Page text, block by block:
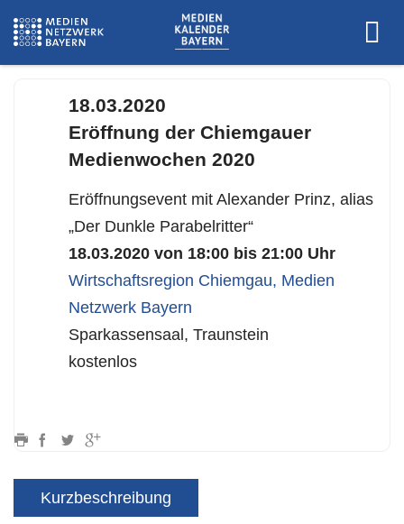
18.03.2020
Eröffnung der Chiemgauer
Medienwochen 2020
Eröffnungsevent mit Alexander Prinz, alias
„Der Dunkle Parabelritter“
18.03.2020 von 18:00 bis 21:00 Uhr
Wirtschaftsregion Chiemgau, Medien
Netzwerk Bayern
Sparkassensaal, Traunstein
kostenlos
Kurzbeschreibung